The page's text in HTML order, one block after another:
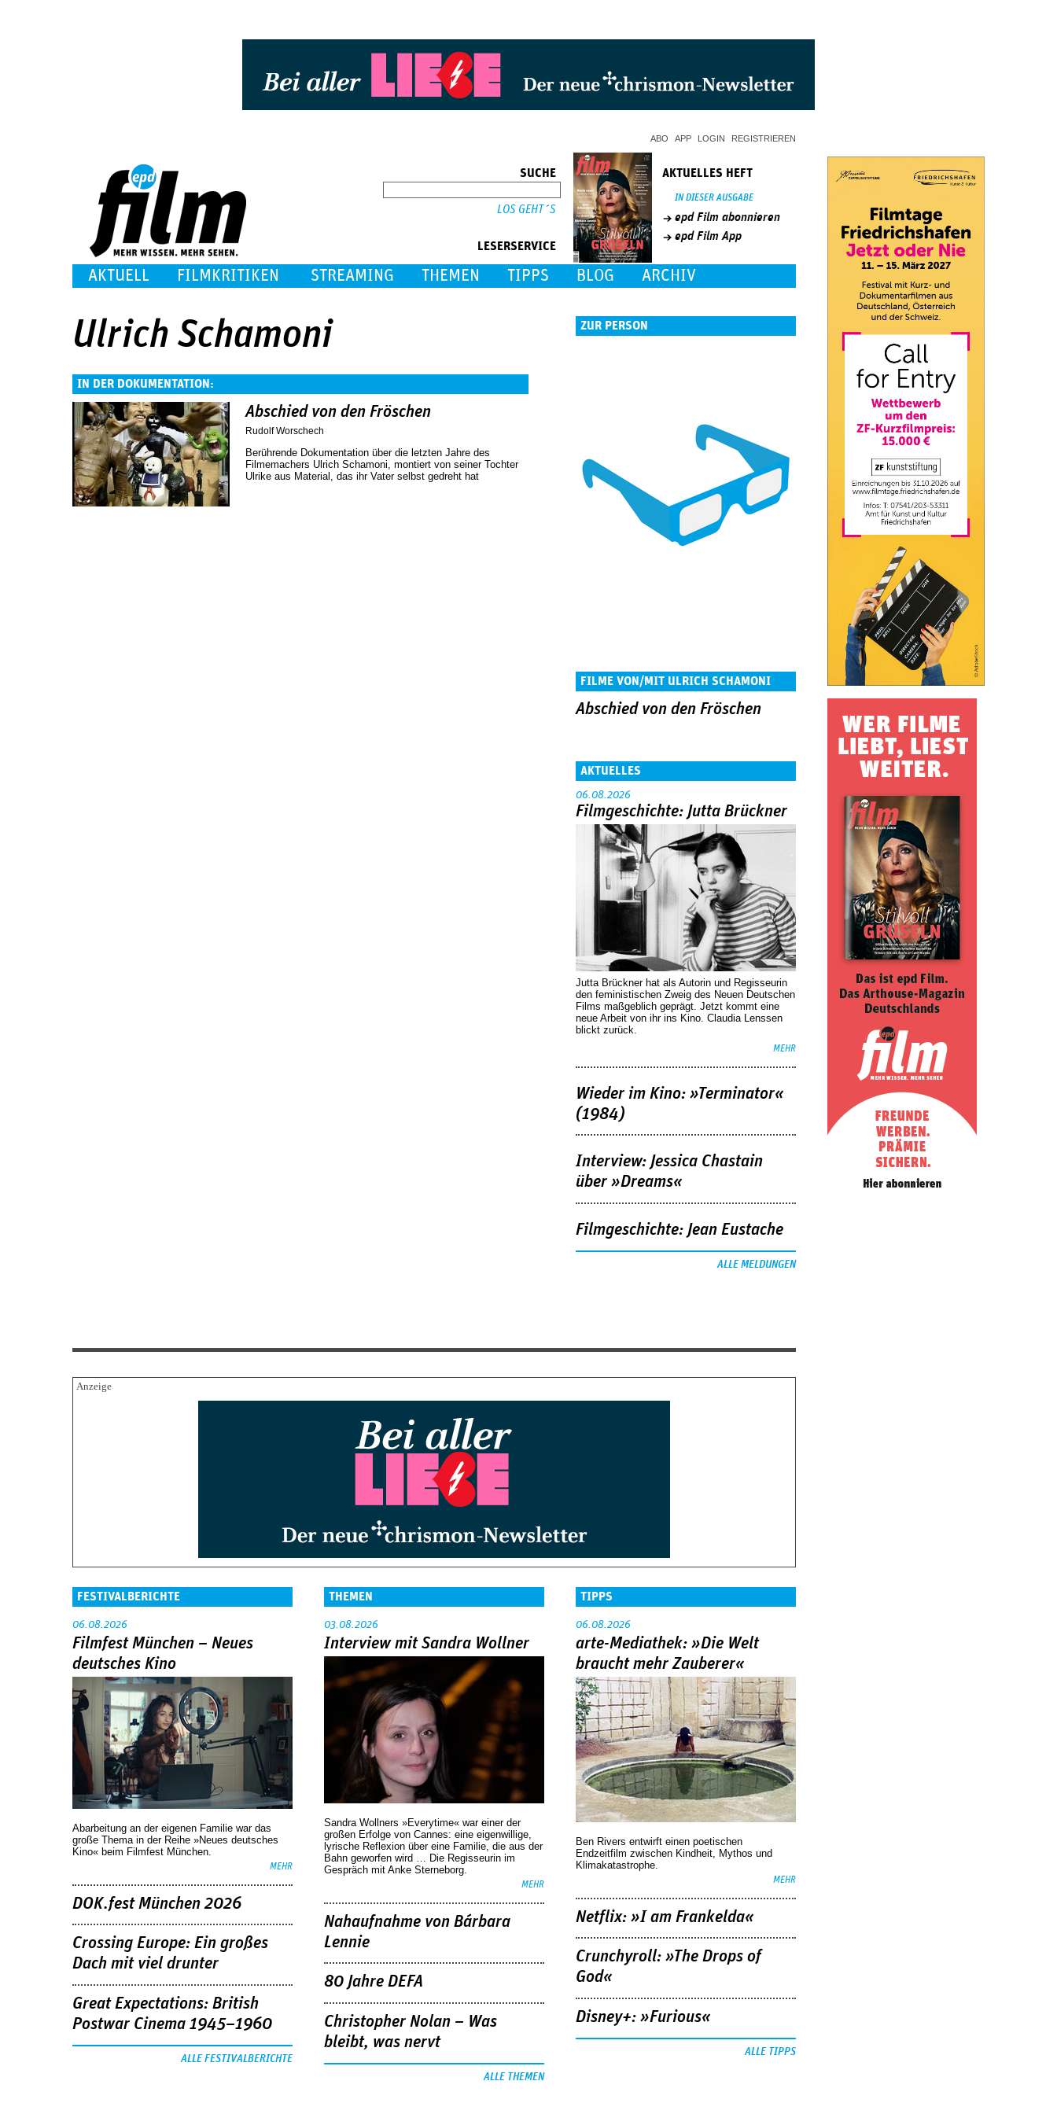
ABO APP LOGIN REGISTRIEREN
SUCHE
LESERSERVICE
AKTUELLES HEFT
IN DIESER AUSGABE
epd Film abonnieren
epd Film App
AKTUELL FILMKRITIKEN STREAMING THEMEN TIPPS BLOG ARCHIV
Ulrich Schamoni
IN DER DOKUMENTATION:
Abschied von den Fröschen
Rudolf Worschech
Berührende Dokumentation über die letzten Jahre des
Filmemachers Ulrich Schamoni, montiert von seiner Tochter
Ulrike aus Material, das ihr Vater selbst gedreht hat
ZUR PERSON
FILME VON/MIT ULRICH SCHAMONI
Abschied von den Fröschen
AKTUELLES
06.08.2026
Filmgeschichte: Jutta Brückner
Jutta Brückner hat als Autorin und Regisseurin
den feministischen Zweig des Neuen Deutschen
Films maßgeblich geprägt. Jetzt kommt eine
neue Arbeit von ihr ins Kino. Claudia Lenssen
blickt zurück.
MEHR
Wieder im Kino: »Terminator«
(1984)
Interview: Jessica Chastain
über »Dreams«
Filmgeschichte: Jean Eustache
ALLE MELDUNGEN
FESTIVALBERICHTE
06.08.2026
Filmfest München – Neues
deutsches Kino
Abarbeitung an der eigenen Familie war das
große Thema in der Reihe »Neues deutsches
Kino« beim Filmfest München.
MEHR
DOK.fest München 2026
Crossing Europe: Ein großes
Dach mit viel drunter
Great Expectations: British
Postwar Cinema 1945–1960
ALLE FESTIVALBERICHTE
THEMEN
03.08.2026
Interview mit Sandra Wollner
Sandra Wollners »Everytime« war einer der
großen Erfolge von Cannes: eine eigenwillige,
lyrische Reflexion über eine ­Familie, die aus der
Bahn geworfen wird … Die Regisseurin im
Gespräch mit Anke Sterneborg.
MEHR
Nahaufnahme von Bárbara
Lennie
80 Jahre DEFA
Christopher Nolan – Was
bleibt, was nervt
ALLE THEMEN
TIPPS
06.08.2026
arte-Mediathek: »Die Welt
braucht mehr Zauberer«
Ben Rivers entwirft einen poetischen
Endzeitfilm zwischen Kindheit, Mythos und
Klimakatastrophe.
MEHR
Netflix: »I am Frankelda«
Crunchyroll: »The Drops of
God«
Disney+: »Furious«
ALLE TIPPS